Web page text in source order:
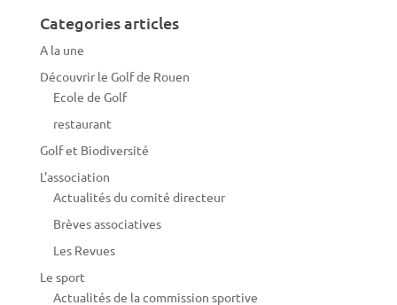
Categories articles
A la une
Découvrir le Golf de Rouen
Ecole de Golf
restaurant
Golf et Biodiversité
L'association
Actualités du comité directeur
Brèves associatives
Les Revues
Le sport
Actualités de la commission sportive